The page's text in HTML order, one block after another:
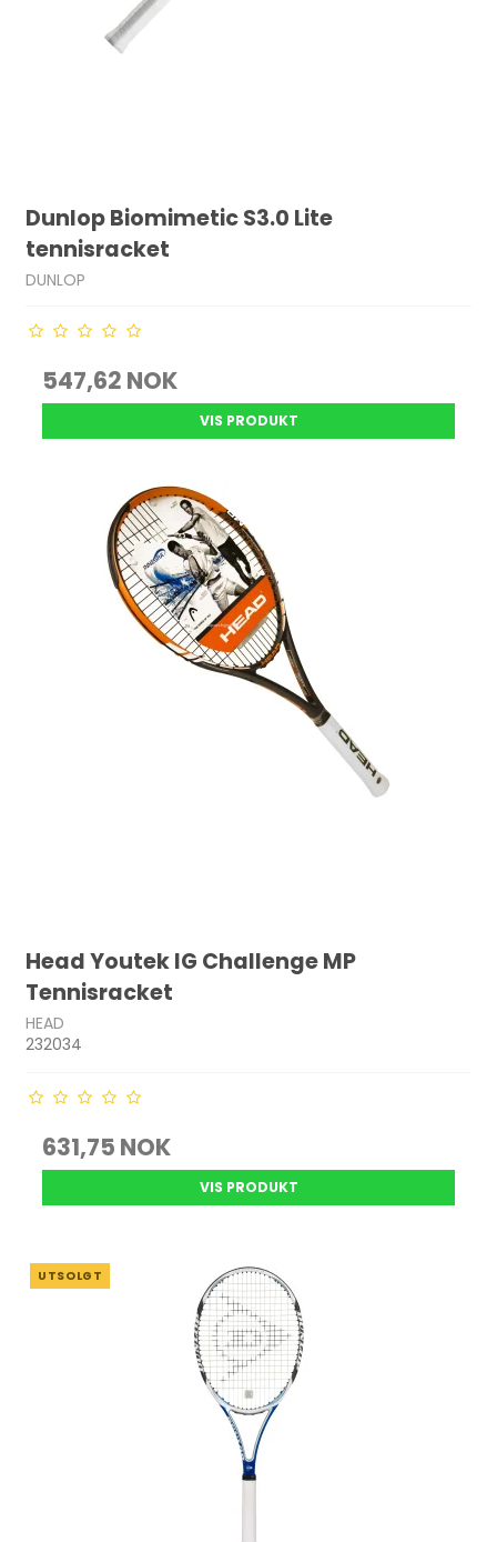
Dunlop Biomimetic S3.0 Lite
tennisracket
DUNLOP
547,62 NOK
VIS PRODUKT
Head Youtek IG Challenge MP
Tennisracket
HEAD
232034
631,75 NOK
VIS PRODUKT
UTSOLGT